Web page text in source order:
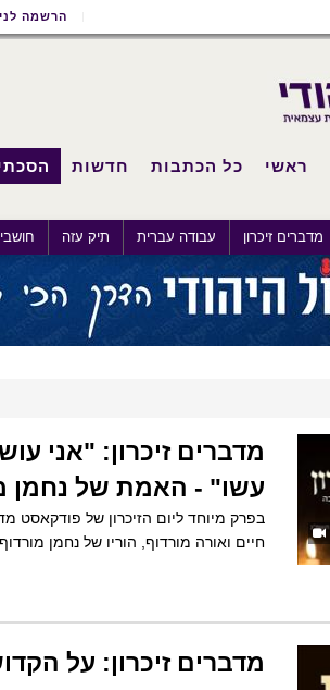
הרשמה
ראשי כל הכתבות חדשות
מדברים זיכרון עבודה עברית תיק עזה
מדברים זיכרון: "אני
עשו" - האמת של נחמן
בפרק מיוחד ליום הזיכרון של פודקאסט
חיים ואורה מורדוף, הוריו של נחמן
מדברים זיכרון: על